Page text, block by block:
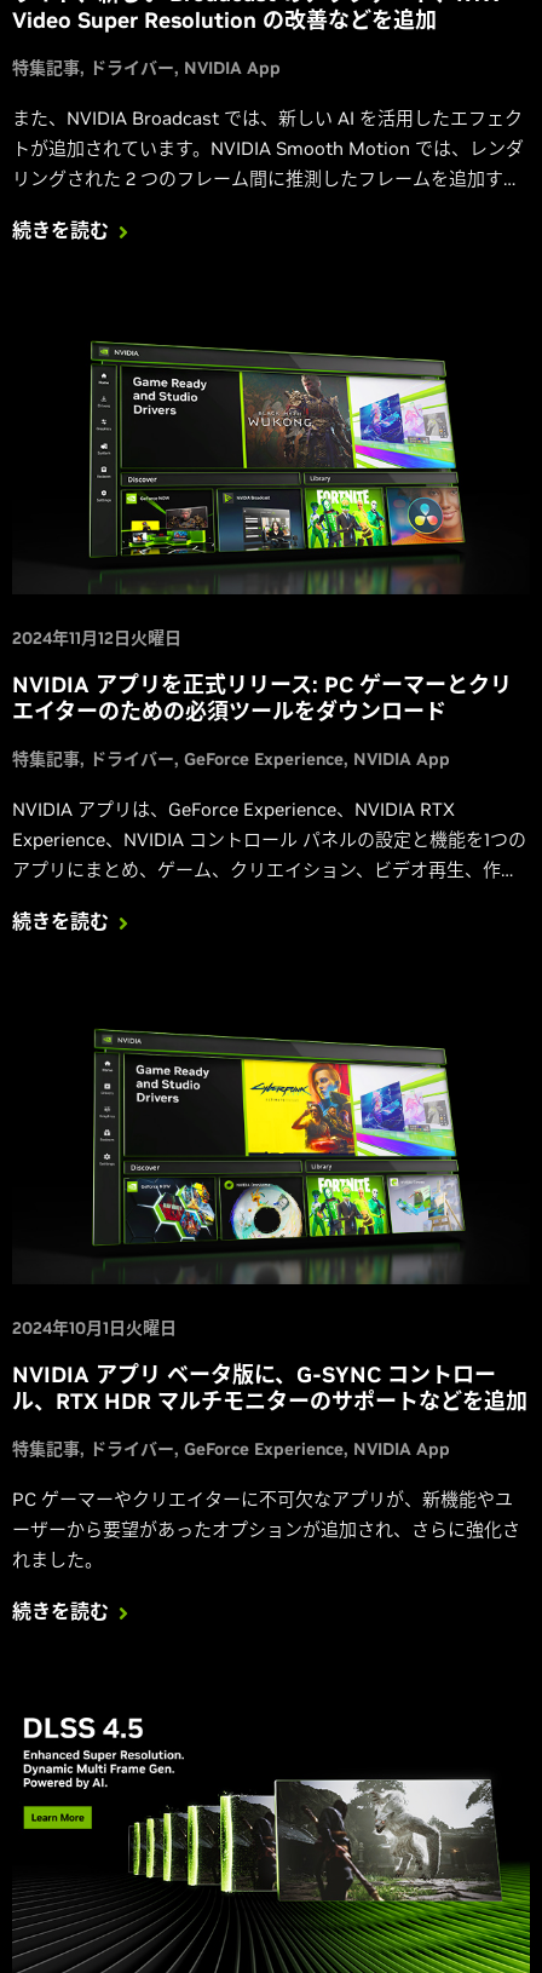
Video Super Resolution の改善などを追加
特集記事 ドライバー NVIDIA App
また、NVIDIA Broadcast では、新しい AI を活用したエフェク
トが追加されています。NVIDIA Smooth Motion では、レンダ
リングされた 2 つのフレーム間に推測したフレームを追加する
るドライバー ベースの AI モデルが導入されています。また、
続きを読む
2024年11月12日火曜日
NVIDIA アプリを正式リリース: PC ゲーマーとクリ
エイターのための必須ツールをダウンロード
特集記事 ドライバー GeForce Experience NVIDIA App
NVIDIA アプリは、GeForce Experience、NVIDIA RTX
Experience、NVIDIA コントロール パネルの設定と機能を1つの
アプリにまとめ、ゲーム、クリエイション、ビデオ再生、作業
続きを読む
2024年10月1日火曜日
NVIDIA アプリ ベータ版に、G-SYNC コントロー
ル、RTX HDR マルチモニターのサポートなどを追加
特集記事 ドライバー GeForce Experience NVIDIA App
PC ゲーマーやクリエイターに不可欠なアプリが、新機能やユ
ーザーから要望があったオプションが追加され、さらに強化さ
れました。
続きを読む